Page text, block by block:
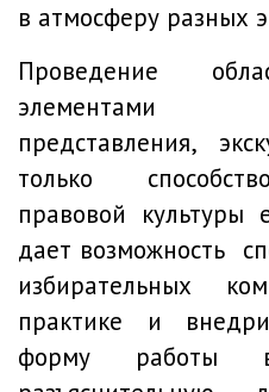
в атмосферу разных
Проведение
элементами
представления,
только
правовой культуры
дает возможность
избирательных
практике и
форму работы в